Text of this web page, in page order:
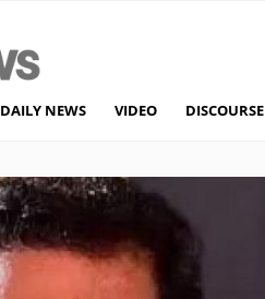
DAILY NEWS VIDEO DISCOURSE